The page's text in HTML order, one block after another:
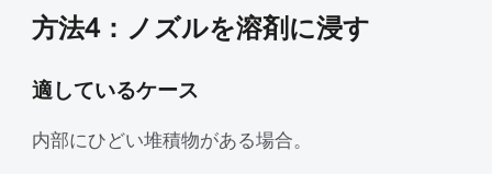
方法4：ノズルを溶剤に浸す
適しているケース
内部にひどい堆積物がある場合。